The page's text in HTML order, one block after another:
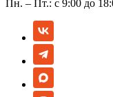
Пн. – Пт.: с 9:00 до